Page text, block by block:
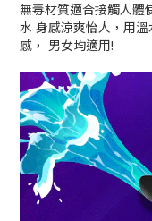
無毒材質適合接觸人體
水 身感涼爽怡人，用
感， 男女均適用!